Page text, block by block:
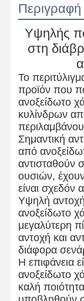
Υψηλής
στη
Το
προϊόν που
ανοξείδωτο
κυλίνδρων
Σημαντική
από
αντισταθούν
ουσιών,
είναι σχεδόν
Υψηλή
ανοξείδωτο
μεγαλύτερη
αντοχή και
διάφορα
Η επιφάνεια
ανοξείδωτο
καλή